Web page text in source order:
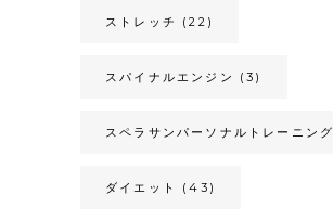
ストレッチ (22)
スパイナルエンジン (3)
スペラサンパーソナルトレーニング
ダイエット (43)